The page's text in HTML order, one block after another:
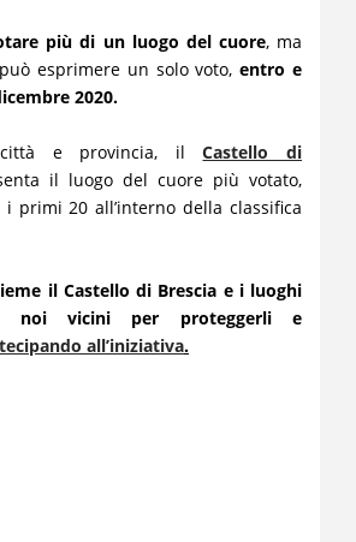
più di un luogo del cuore, ma
esprimere un solo voto, entro e
2020.
città e provincia, ilCastello di
il luogo del cuore più votato,
primi 20 all’interno della classifica
il Castello di Brescia e i luoghi
noi vicini per proteggerli e
all’iniziativa.